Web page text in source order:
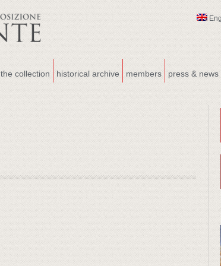
the collection historical archive members press & news